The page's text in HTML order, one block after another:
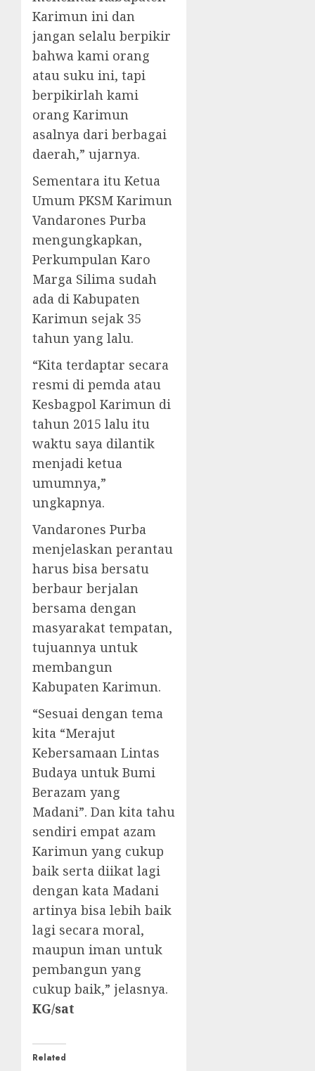
Karimun ini dan
jangan selalu berpikir
bahwa kami orang
atau suku ini, tapi
berpikirlah kami
orang Karimun
asalnya dari berbagai
daerah,” ujarnya.
Sementara itu Ketua
Umum PKSM Karimun
Vandarones Purba
mengungkapkan,
Perkumpulan Karo
Marga Silima sudah
ada di Kabupaten
Karimun sejak 35
tahun yang lalu.
“Kita terdaptar secara
resmi di pemda atau
Kesbagpol Karimun di
tahun 2015 lalu itu
waktu saya dilantik
menjadi ketua
umumnya,”
ungkapnya.
Vandarones Purba
menjelaskan perantau
harus bisa bersatu
berbaur berjalan
bersama dengan
masyarakat tempatan,
tujuannya untuk
membangun
Kabupaten Karimun.
“Sesuai dengan tema
kita “Merajut
Kebersamaan Lintas
Budaya untuk Bumi
Berazam yang
Madani”. Dan kita tahu
sendiri empat azam
Karimun yang cukup
baik serta diikat lagi
dengan kata Madani
artinya bisa lebih baik
lagi secara moral,
maupun iman untuk
pembangun yang
cukup baik,” jelasnya.
KG/sat
Related